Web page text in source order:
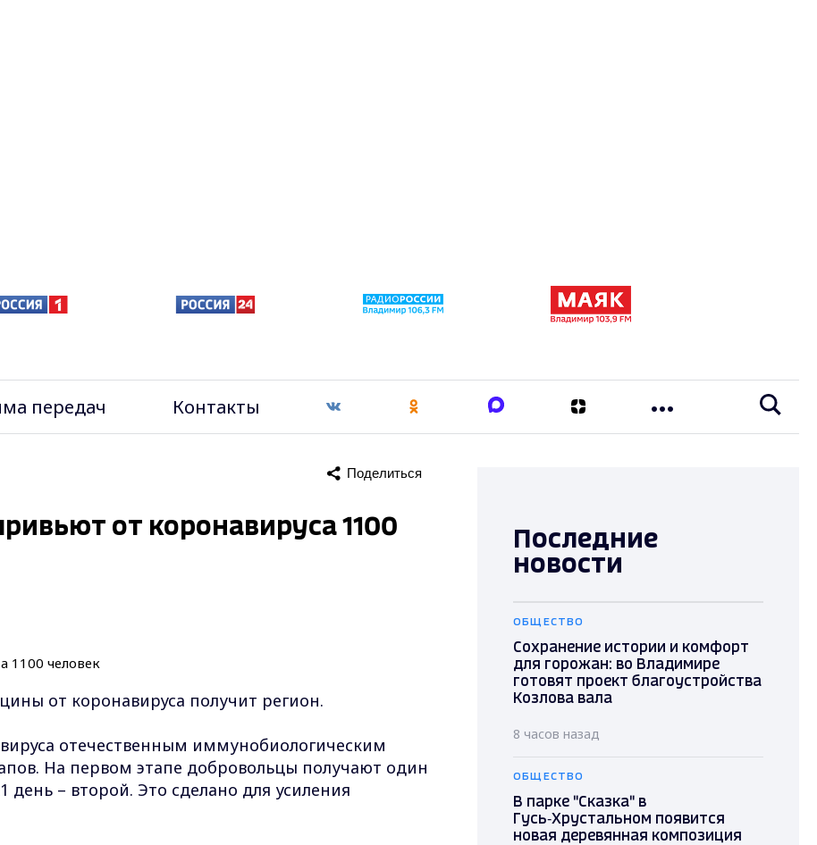
передач Контакты
Поделиться
от коронавируса 1100
от коронавируса получит регион.
отечественным иммунобиологическим
На первом этапе добровольцы получают один
– второй. Это сделано для усиления
Последние
новости
ОБЩЕСТВО
Сохранение истории и комфорт
для горожан: во Владимире
готовят проект благоустройства
Козлова вала
8 часов назад
ОБЩЕСТВО
В парке "Сказка" в
Гусь‑Хрустальном появится
новая деревянная композиция